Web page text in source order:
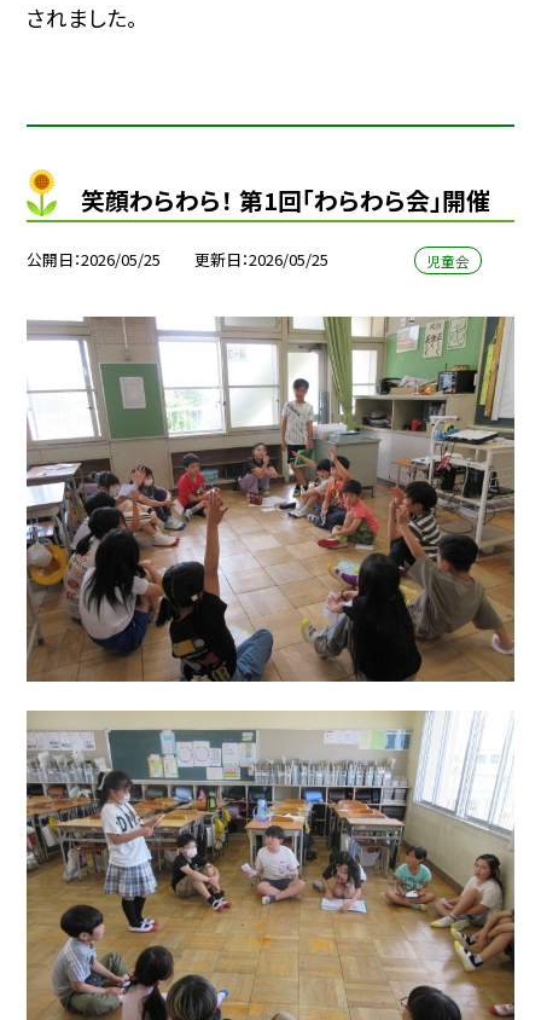
されました。
笑顔わらわら！ 第1回「わらわら会」開催
公開日 2026/05/25 更新日 2026/05/25 児童会